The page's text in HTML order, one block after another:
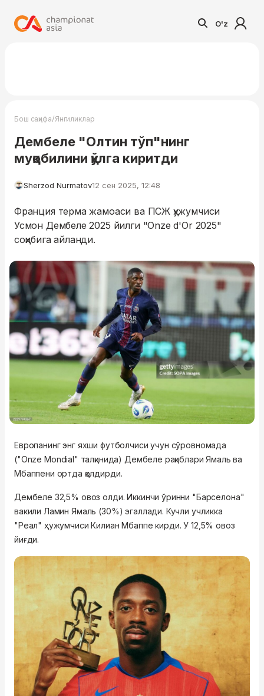
O'z
Бош саҳифа/Янгиликлар
Дембеле "Олтин тўп"нинг
муқобилини қўлга киритди
Sherzod Nurmatov12 сен 2025, 12:48
Франция терма жамоаси ва ПСЖ ҳужумчиси
Усмон Дембеле 2025 йилги "Onze d'Or 2025"
соҳибига айланди.
Европанинг энг яхши футболчиси учун сўровномада
("Onze Mondial" талқинида) Дембеле рақиблари Ямаль ва
Мбаппени ортда қолдирди.
Дембеле 32,5% овоз олди. Иккинчи ўринни "Барселона"
вакили Ламин Ямаль (30%) эгаллади. Кучли учликка
"Реал" ҳужумчиси Килиан Мбаппе кирди. У 12,5% овоз
йиғди.